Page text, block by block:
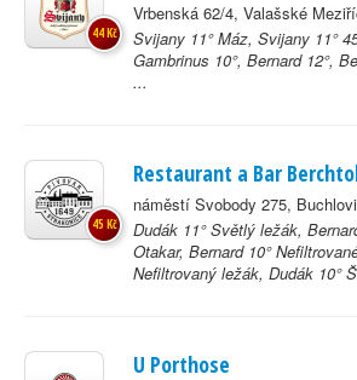
Vrbenská 62/4, Valašské
Svijany 11° Máz, Svijany 11°
Gambrinus 10°, Bernard 12°,
...
44 Kč
Restaurant a Bar
náměstí Svobody 275,
Dudák 11° Světlý ležák,
Otakar, Bernard 10°
Nefiltrovaný ležák, Dudák 10°
45 Kč
U Porthose